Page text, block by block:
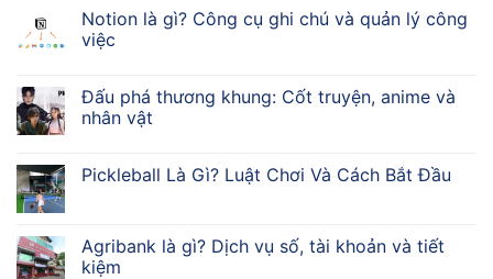
Notion là gì? Công cụ ghi chú và quản lý công
việc
Đấu phá thương khung: Cốt truyện, anime và
nhân vật
Pickleball Là Gì? Luật Chơi Và Cách Bắt Đầu
Agribank là gì? Dịch vụ số, tài khoản và tiết
kiệm